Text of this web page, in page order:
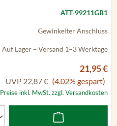
ATT-99211GB1
Gewinkelter Anschluss
Auf Lager – Versand 1–3 Werktage
21,95 €
UVP 22,87 € (4.02% gespart)
Preise inkl. MwSt. zzgl. Versandkosten